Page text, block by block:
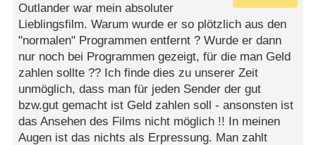
Outlander war mein absoluter
Lieblingsfilm. Warum wurde er so plötzlich aus den
"normalen" Programmen entfernt ? Wurde er dann
nur noch bei Programmen gezeigt, für die man Geld
zahlen sollte ?? Ich finde dies zu unserer Zeit
unmöglich, dass man für jeden Sender der gut
bzw.gut gemacht ist Geld zahlen soll - ansonsten ist
das Ansehen des Films nicht möglich !! In meinen
Augen ist das nichts als Erpressung. Man zahlt